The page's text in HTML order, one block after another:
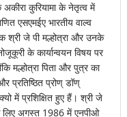
कुरियामा के नेतृत्व में
एसएमईए भारतीय वाल्व
श्री जे पी मल्होत्रा और उनके
के कार्यान्वयन विषय पर
मल्होत्रा पिता और पुत्र का
प्रतिष्ठित प्रोण् डॉण्
में प्रशिक्षित हुए हैं। श्री जे
लिए अगस्त 1986 में एनपीओ